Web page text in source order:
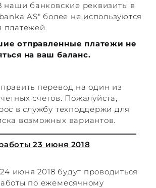
наши банковские реквизиты в
AS" более не используются
платежей.
отправленные платежи не
на ваш баланс.
перевод на один из
счетов. Пожалуйста,
в службу техподдержи для
возможных вариантов.
23 июня 2018
июня 2018 будут проводиться
по ежемесячному